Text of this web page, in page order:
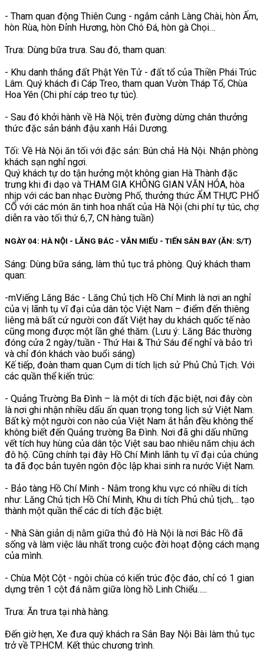
- Tham quan động Thiên Cung - ngắm cảnh Làng Chài, hòn Ấm,
hòn Rùa, hòn Đỉnh Hương, hòn Chó Đá, hòn gà Chọi…
Trưa: Dùng bữa trưa. Sau đó, tham quan:
- Khu danh thắng đất Phật Yên Tử - đất tổ của Thiền Phái Trúc
Lâm. Quý khách đi Cáp Treo, tham quan Vườn Tháp Tổ, Chùa
Hoa Yên (Chi phí cáp treo tự túc).
- Sau đó khởi hành về Hà Nội, trên đường dừng chân thưởng
thức đặc sản bánh đậu xanh Hải Dương.
Tối: Về Hà Nội ăn tối với đặc sản: Bún chả Hà Nội. Nhận phòng
khách sạn nghỉ ngơi.
Quý khách tự do tận hưởng một không gian Hà Thành đặc
trưng khi đi dạo và THAM GIA KHÔNG GIAN VĂN HÓA, hòa
nhịp với các ban nhạc Đường Phố, thưởng thức ẨM THỰC PHỐ
CỔ với các món ăn tinh hoa nhất của Hà Nội (chi phí tự túc, chợ
diễn ra vào tối thứ 6,7, CN hàng tuần)
NGÀY 04: HÀ NỘI - LĂNG BÁC - VĂN MIẾU - TIẾN SÂN BAY (ĂN: S/T)
Sáng: Dùng bữa sáng, làm thủ tục trả phòng. Quý khách tham
quan:
-mViếng Lăng Bác - Lăng Chủ tịch Hồ Chí Minh là nơi an nghỉ
của vị lãnh tụ vĩ đại của dân tộc Việt Nam – điểm đến thiêng
liêng mà bất cứ người con đất Việt hay du khách quốc tế nào
cũng mong được một lần ghé thăm. (Lưu ý: Lăng Bác thường
đóng cửa 2 ngày/tuần - Thứ Hai & Thứ Sáu để nghỉ và bảo trì
và chỉ đón khách vào buổi sáng)
Kế tiếp, đoàn tham quan Cụm di tích lịch sử Phủ Chủ Tịch. Với
các quần thể kiến trúc:
- Quảng Trường Ba Đình – là một di tích đặc biệt, nơi đây còn
là nơi ghi nhận nhiều dấu ấn quan trọng tong lịch sử Việt Nam.
Bất kỳ một người con nào của Việt Nam ắt hẳn đều không thể
không biết đến Quảng trường Ba Đình. Nơi đã ghi dấu những
vết tích huy hùng của dân tộc Việt sau bao nhiêu năm chịu ách
đô hộ. Cũng chính tại đây Hồ Chí Minh lãnh tụ vĩ đại của chúng
ta đã đọc bản tuyên ngôn độc lập khai sinh ra nước Việt Nam.
- Bảo tàng Hồ Chí Minh - Nằm trong khu vực có nhiều di tích
như: Lăng Chủ tịch Hồ Chí Minh, Khu di tích Phủ chủ tịch,... tạo
thành một quần thể các di tích đặc biệt.
- Nhà Sàn giản dị nằm giữa thủ đô Hà Nội là nơi Bác Hồ đã
sống và làm việc lâu nhất trong cuộc đời hoạt động cách mạng
của mình.
- Chùa Một Cột - ngôi chùa có kiến trúc độc đáo, chỉ có 1 gian
dựng trên 1 cột đá nằm giữa lòng hồ Linh Chiểu…..
Trưa: Ăn trưa tại nhà hàng.
Đến giờ hẹn, Xe đưa quý khách ra Sân Bay Nội Bài làm thủ tục
trở về TP.HCM. Kết thúc chương trình.